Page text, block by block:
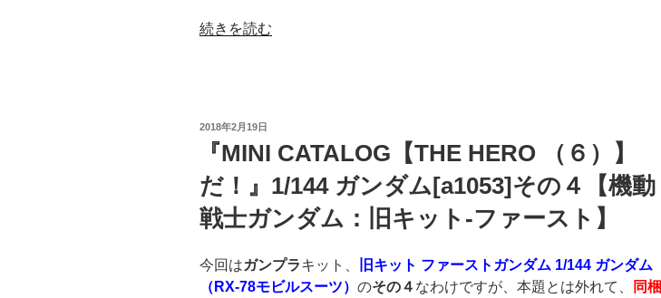
“1/144
[a1053]
そ
の
5【機
動
士
ガ
続きを読む
投
日:
2018年2月19日
『MINI CATALOG【THE HERO （６）】
だ！』1/144 ガンダム[a1053]その４【機動
戦士ガンダム：旧キット-ファースト】
今回はガンプラキット、
旧キット ファーストガンダム 1/144 ガンダム
（RX-78モビルスーツ） のその４ なわけですが、本題とは外れて、
同梱